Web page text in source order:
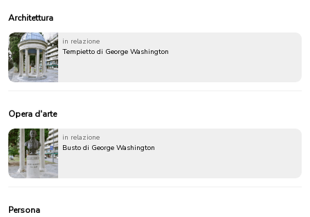
Architettura
in relazione
Tempietto di George Washington
Opera d'arte
in relazione
Busto di George Washington
Persona